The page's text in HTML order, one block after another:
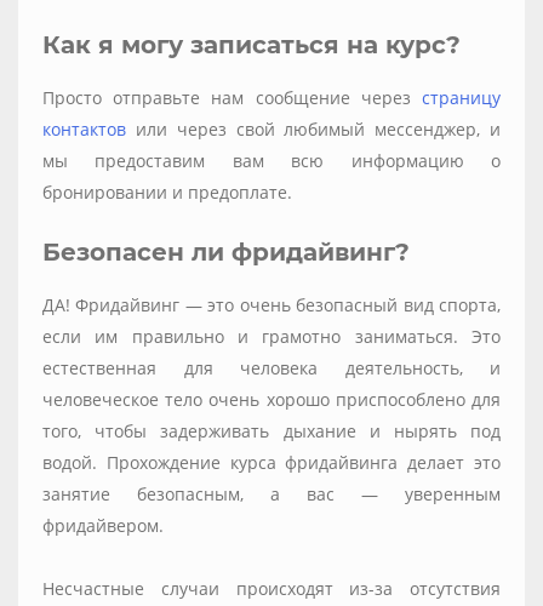
Как я могу записаться на курс?
Просто отправьте нам сообщение через страницу
контактов или через свой любимый мессенджер, и
мы предоставим вам всю информацию о
бронировании и предоплате.
Безопасен ли фридайвинг?
ДА! Фридайвинг — это очень безопасный вид спорта,
если им правильно и грамотно заниматься. Это
естественная для человека деятельность, и
человеческое тело очень хорошо приспособлено для
того, чтобы задерживать дыхание и нырять под
водой. Прохождение курса фридайвинга делает это
занятие безопасным, а вас — уверенным
фридайвером.
Несчастные случаи происходят из-за отсутствия